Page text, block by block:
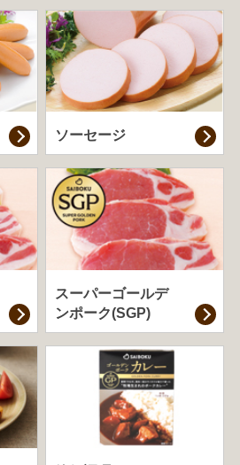
ソーセージ
スーパーゴールデ
ンポーク(SGP)